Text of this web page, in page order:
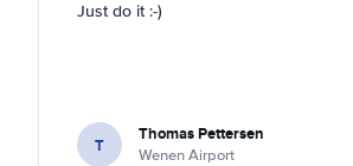
Just do it :-)
T Thomas Pettersen
Wenen Airport